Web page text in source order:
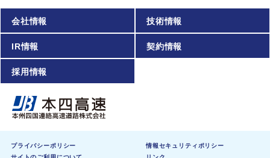
会社情報 技術情報
IR情報 契約情報
採用情報
プライバシーポリシー
情報セキュリティポリシー